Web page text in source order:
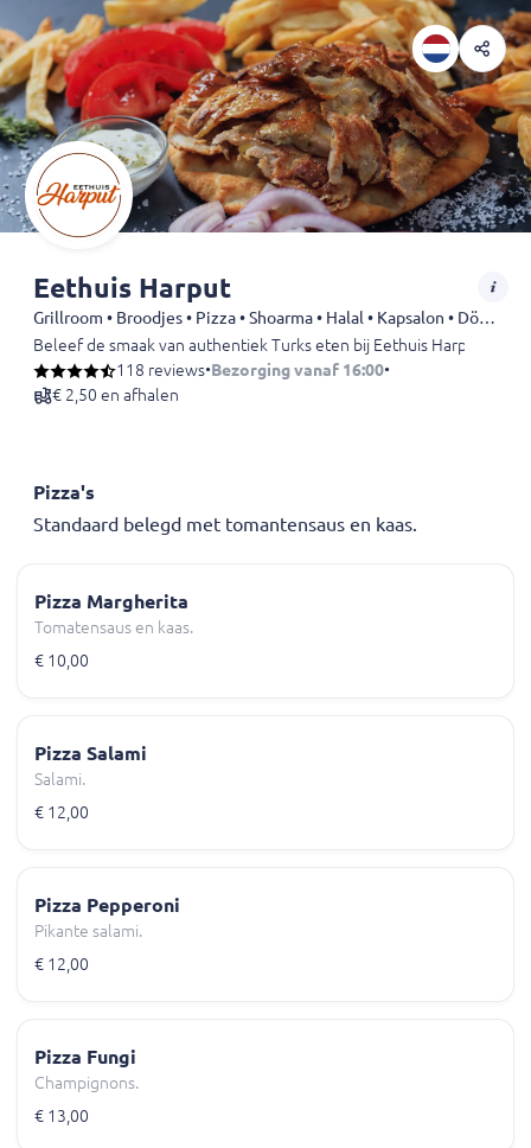
Eethuis Harput
Grillroom • Broodjes • Pizza • Shoarma • Halal • Kapsalon • Döner • Wraps • Dürüm • Kebab • Drankjes
Beleef de smaak van authentiek Turks eten bij Eethuis Harput in
118 reviews•Bezorging vanaf 16:00•
€ 2,50 en afhalen
Pizza's
Standaard belegd met tomantensaus en kaas.
Pizza Margherita
Tomatensaus en kaas.
€ 10,00
Pizza Salami
Salami.
€ 12,00
Pizza Pepperoni
Pikante salami.
€ 12,00
Pizza Fungi
Champignons.
€ 13,00